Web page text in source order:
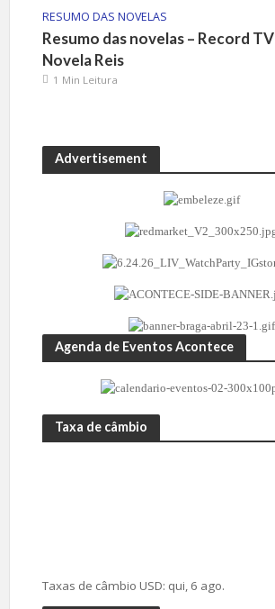
RESUMO DAS NOVELAS
Resumo das novelas – Record
Novela Reis
1 Min Leitura
Advertisement
Agenda de Eventos Acontece
Taxa de câmbio
Taxas de câmbio USD: qui, 6 ago.